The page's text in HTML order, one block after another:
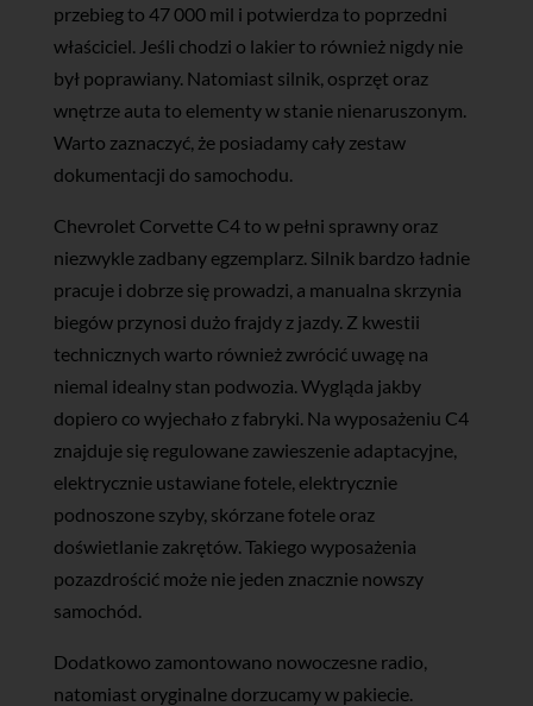
przebieg to 47 000 mil i potwierdza to poprzedni
właściciel. Jeśli chodzi o lakier to również nigdy nie
był poprawiany. Natomiast silnik, osprzęt oraz
wnętrze auta to elementy w stanie nienaruszonym.
Warto zaznaczyć, że posiadamy cały zestaw
dokumentacji do samochodu.
Chevrolet Corvette C4 to w pełni sprawny oraz
niezwykle zadbany egzemplarz. Silnik bardzo ładnie
pracuje i dobrze się prowadzi, a manualna skrzynia
biegów przynosi dużo frajdy z jazdy. Z kwestii
technicznych warto również zwrócić uwagę na
niemal idealny stan podwozia. Wygląda jakby
dopiero co wyjechało z fabryki. Na wyposażeniu C4
znajduje się regulowane zawieszenie adaptacyjne,
elektrycznie ustawiane fotele, elektrycznie
podnoszone szyby, skórzane fotele oraz
doświetlanie zakrętów. Takiego wyposażenia
pozazdrościć może nie jeden znacznie nowszy
samochód.
Dodatkowo zamontowano nowoczesne radio,
natomiast oryginalne dorzucamy w pakiecie.